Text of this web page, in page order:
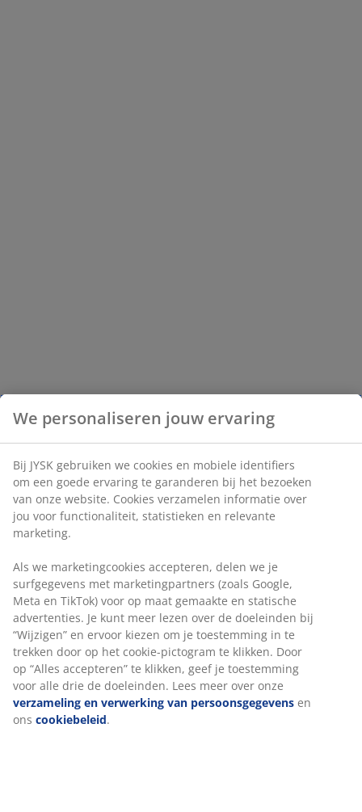
We personaliseren jouw ervaring
Bij JYSK gebruiken we cookies en mobiele identifiers
om een goede ervaring te garanderen bij het bezoeken
van onze website. Cookies verzamelen informatie over
jou voor functionaliteit, statistieken en relevante
marketing.
Als we marketingcookies accepteren, delen we je
surfgegevens met marketingpartners (zoals Google,
Meta en TikTok) voor op maat gemaakte en statische
advertenties. Je kunt meer lezen over de doeleinden bij
“Wijzigen” en ervoor kiezen om je toestemming in te
trekken door op het cookie-pictogram te klikken. Door
op “Alles accepteren” te klikken, geef je toestemming
voor alle drie de doeleinden. Lees meer over onze
verzameling en verwerking van persoonsgegevens en
ons cookiebeleid.